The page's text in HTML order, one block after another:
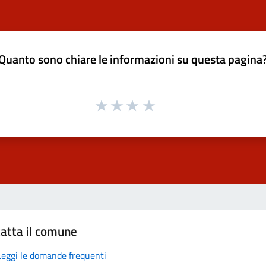
sono chiare le informazioni su questa
il comune
le domande frequenti